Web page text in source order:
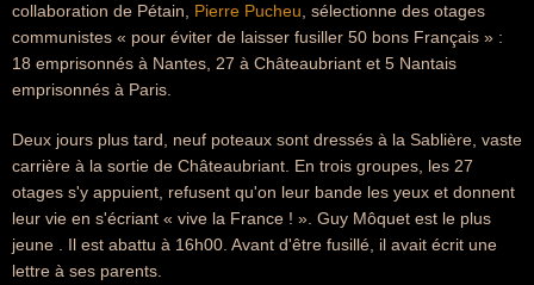
collaboration de Pétain, Pierre Pucheu , sélectionne des otages
communistes « pour éviter de laisser fusiller 50 bons Français » :
18 emprisonnés à Nantes, 27 à Châteaubriant et 5 Nantais
emprisonnés à Paris.
Deux jours plus tard, neuf poteaux sont dressés à la Sablière, vaste
carrière à la sortie de Châteaubriant. En trois groupes, les 27
otages s'y appuient, refusent qu'on leur bande les yeux et donnent
leur vie en s'écriant « vive la France ! ». Guy Môquet est le plus
jeune . Il est abattu à 16h00. Avant d'être fusillé, il avait écrit une
lettre à ses parents.